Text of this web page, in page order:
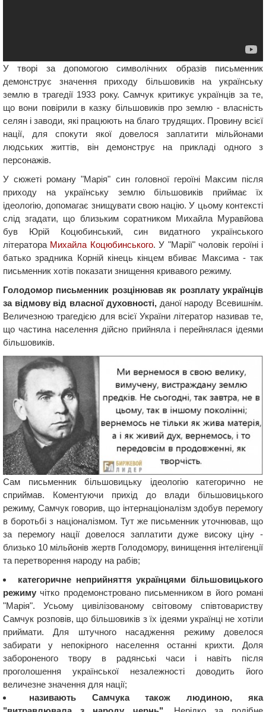
У творі за допомогою символічних образів письменник
демонструє значення приходу більшовиків на українську
землю в трагедії 1933 року. Самчук критикує українців за те,
що вони повірили в казку більшовиків про землю - власність
селян і заводи, які працюють на благо трудящих. Провину всієї
нації, для спокути якої довелося заплатити мільйонами
людських життів, він демонструє на прикладі одного з
персонажів.
У сюжеті роману "Марія" син головної героїні Максим після
приходу на українську землю більшовиків приймає їх
ідеологію, допомагає знищувати свою націю. У цьому контексті
слід згадати, що близьким соратником Михайла Муравйова
був Юрій Коцюбинський, син видатного українського
літератора Михайла Коцюбинського. У "Марії" чоловік героїні і
батько зрадника Корній кінець кінцем вбиває Максима - так
письменник хотів показати знищення кривавого режиму.
Голодомор письменник розцінював як розплату українців
за відмову від власної духовності,даної народу Всевишнім.
Величезною трагедією для всієї України літератор називав те,
що частина населення дійсно прийняла і перейнялася ідеями
більшовиків.
Сам письменник більшовицьку ідеологію категорично не
сприймав. Коментуючи прихід до влади більшовицького
режиму, Самчук говорив, що інтернаціоналізм здобув перемогу
в боротьбі з націоналізмом. Тут же письменник уточнював, що
за перемогу нації довелося заплатити дуже високу ціну -
близько 10 мільйонів жертв Голодомору, винищення інтелігенції
та перетворення народу на рабів;
категоричне неприйняття українцями більшовицького
режиму чітко продемонстровано письменником в його романі
"Марія". Усьому цивілізованому світовому співтовариству
Самчук розповів, що більшовиків з їх ідеями українці не хотіли
приймати. Для штучного насадження режиму довелося
забирати у непокірного населення останні крихти. Доля
забороненого твору в радянські часи і навіть після
проголошення української незалежності доводить його
величезне значення для нації;
називають Самчука також людиною, яка